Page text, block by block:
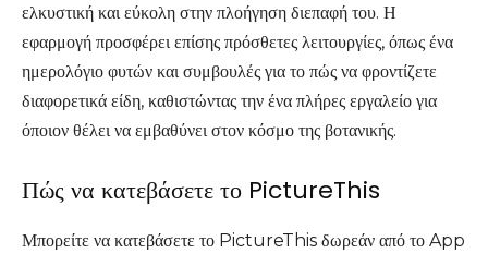
ελκυστική και εύκολη στην πλοήγηση διεπαφή του. Η
εφαρμογή προσφέρει επίσης πρόσθετες λειτουργίες, όπως ένα
ημερολόγιο φυτών και συμβουλές για το πώς να φροντίζετε
διαφορετικά είδη, καθιστώντας την ένα πλήρες εργαλείο για
όποιον θέλει να εμβαθύνει στον κόσμο της βοτανικής.
Πώς να κατεβάσετε το PictureThis
Μπορείτε να κατεβάσετε το PictureThis δωρεάν από το App